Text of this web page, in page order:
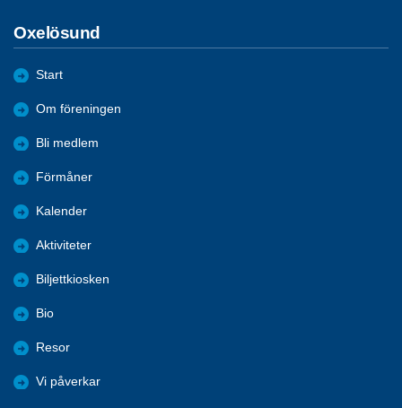
Oxelösund
Start
Om föreningen
Bli medlem
Förmåner
Kalender
Aktiviteter
Biljettkiosken
Bio
Resor
Vi påverkar